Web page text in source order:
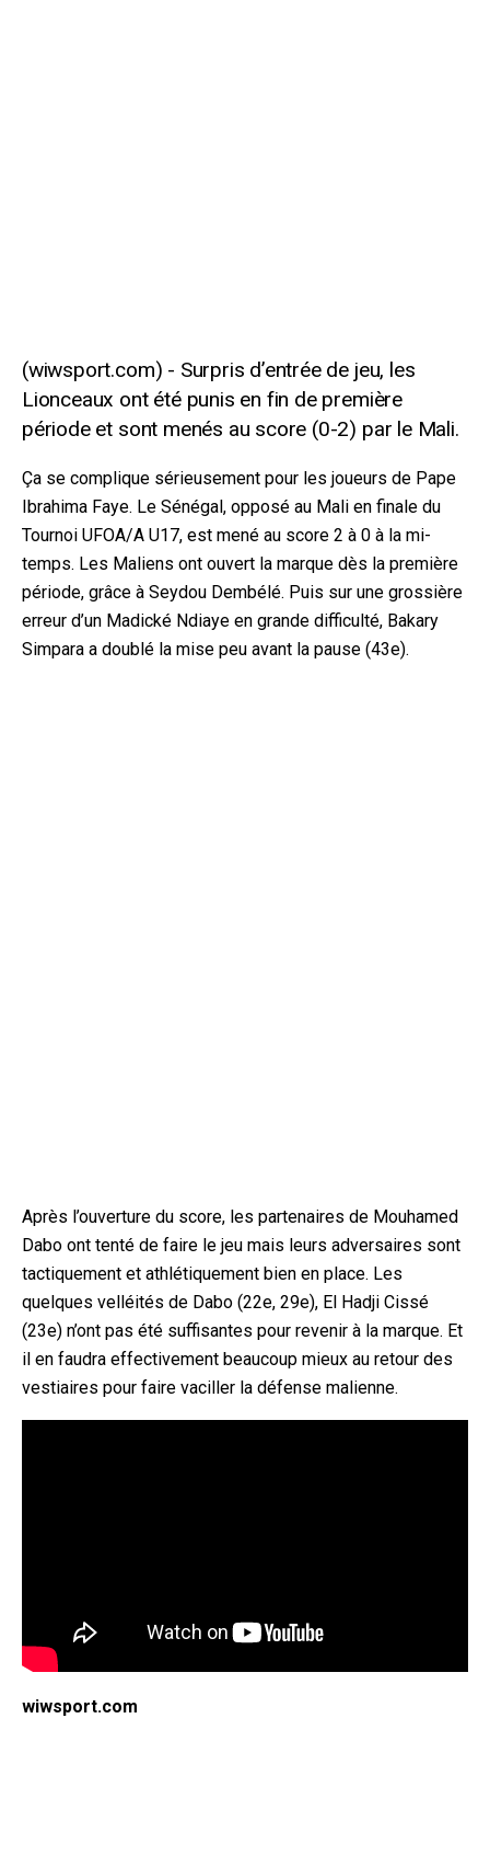
Surpris d’entrée de jeu, les
Lionceaux ont été punis en fin de première
période et sont menés au score (0-2) par le Mali.
Ça se complique sérieusement pour les joueurs de Pape
Ibrahima Faye. Le Sénégal, opposé au Mali en finale du
Tournoi UFOA/A U17, est mené au score 2 à 0 à la mi-
temps. Les Maliens ont ouvert la marque dès la première
période, grâce à Seydou Dembélé. Puis sur une grossière
erreur d’un Madické Ndiaye en grande difficulté, Bakary
Simpara a doublé la mise peu avant la pause (43e).
Après l’ouverture du score, les partenaires de Mouhamed
Dabo ont tenté de faire le jeu mais leurs adversaires sont
tactiquement et athlétiquement bien en place. Les
quelques velléités de Dabo (22e, 29e), El Hadji Cissé
(23e) n’ont pas été suffisantes pour revenir à la marque. Et
il en faudra effectivement beaucoup mieux au retour des
vestiaires pour faire vaciller la défense malienne.
wiwsport.com